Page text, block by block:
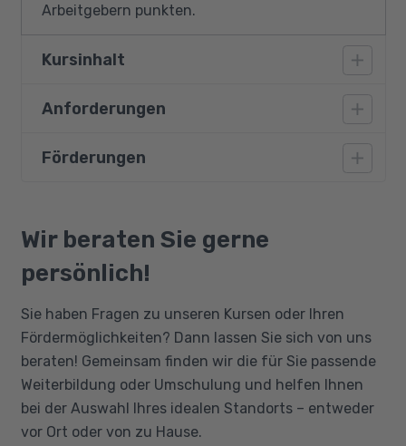
Arbeitgebern punkten.
Kursinhalt
Patientendaten und Schweigepflicht
Datenschutz
Datenweitergabe, Diskretion,
Dokumentation und Auskunft
Grundlagen, Vertraulichkeit,
Datensicherheit und Eingabekontrolle in GIS
Anforderungen
Teilnehmer des Kurses müssen grundlegende
sind außerdem erforderlich.
Förderungen
Qualifizierungschancengesetz
Berufliche Rehabilitation
Wir beraten Sie gerne
persönlich!
Sie haben Fragen zu unseren Kursen oder Ihren
Fördermöglichkeiten? Dann lassen Sie sich von uns
beraten! Gemeinsam finden wir die für Sie passende
Weiterbildung oder Umschulung und helfen Ihnen
bei der Auswahl Ihres idealen Standorts – entweder
vor Ort oder von zu Hause.